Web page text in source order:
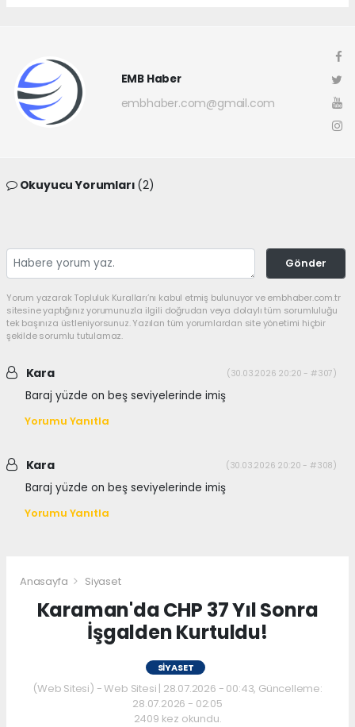
EMB Haber
embhaber.com@gmail.com
Okuyucu Yorumları (2)
Gönder
Yorum yazarak Topluluk Kuralları’nı kabul etmiş bulunuyor ve embhaber.com.tr
sitesine yaptığınız yorumunuzla ilgili doğrudan veya dolaylı tüm sorumluluğu
tek başınıza üstleniyorsunuz. Yazılan tüm yorumlardan site yönetimi hiçbir
şekilde sorumlu tutulamaz.
Kara (30.03.2026 20:20 - #307)
Baraj yüzde on beş seviyelerinde imiş
Yorumu Yanıtla
Kara (30.03.2026 20:20 - #308)
Baraj yüzde on beş seviyelerinde imiş
Yorumu Yanıtla
Anasayfa Siyaset
Karaman'da CHP 37 Yıl Sonra
İşgalden Kurtuldu!
SIYASET
(Web Sitesi) - Web Sitesi | 28.07.2026 - 00:43, Güncelleme:
28.07.2026 - 02:05
2409 kez okundu.